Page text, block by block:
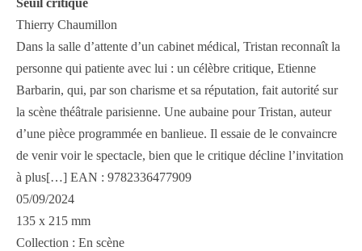
Seuil critique
Thierry Chaumillon
Dans la salle d’attente d’un cabinet médical, Tristan reconnaît la
personne qui patiente avec lui : un célèbre critique, Etienne
Barbarin, qui, par son charisme et sa réputation, fait autorité sur
la scène théâtrale parisienne. Une aubaine pour Tristan, auteur
d’une pièce programmée en banlieue. Il essaie de le convaincre
de venir voir le spectacle, bien que le critique décline l’invitation
à plus[…] EAN : 9782336477909
05/09/2024
135 x 215 mm
Collection : En scène